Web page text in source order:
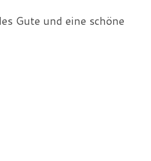
Gute und eine schöne